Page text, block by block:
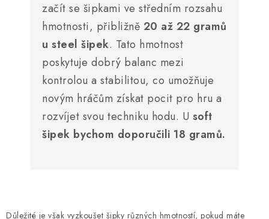
začít se šipkami ve středním rozsahu
hmotnosti, přibližně 20 až 22 gramů
u steel šipek. Tato hmotnost
poskytuje dobrý balanc mezi
kontrolou a stabilitou, co umožňuje
novým hráčům získat pocit pro hru a
rozvíjet svou techniku hodu. U soft
šipek bychom doporučili 18 gramů.
Důležité je však vyzkoušet šipky různých hmotností, pokud máte